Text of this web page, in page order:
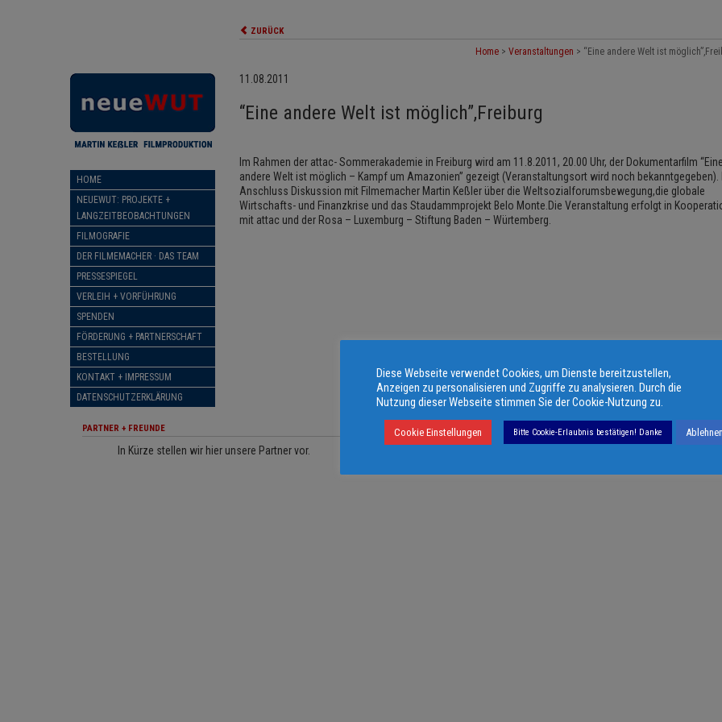
HOME
NEUEWUT: PROJEKTE +
LANGZEITBEOBACHTUNGEN
FILMOGRAFIE
DER FILMEMACHER · DAS TEAM
PRESSESPIEGEL
VERLEIH + VORFÜHRUNG
SPENDEN
FÖRDERUNG + PARTNERSCHAFT
BESTELLUNG
KONTAKT + IMPRESSUM
DATENSCHUTZERKLÄRUNG
ZURÜCK
Home> Veranstaltungen > “Eine andere Welt ist
11.08.2011
“Eine andere Welt ist möglich”,Freiburg
Im Rahmen der attac- Sommerakademie in Freiburg wird am 11.8.2011, 20.00 Uhr, der Dokumentarfilm
andere Welt ist möglich – Kampf um Amazonien” gezeigt (Veranstaltungsort wird noch bekanntgegeben).
Anschluss Diskussion mit Filmemacher Martin Keßler über die Weltsozialforumsbewegung,die globale
Wirtschafts- und Finanzkrise und das Staudammprojekt Belo Monte.Die Veranstaltung erfolgt in
mit attac und der Rosa – Luxemburg – Stiftung Baden – Würtemberg.
PARTNER + FREUNDE
In Kürze stellen wir hier unsere Partner vor.
Diese Webseite verwendet Cookies, um Dienste bereitzustellen,
Anzeigen zu personalisieren und Zugriffe zu analysieren. Durch die
Nutzung dieser Webseite stimmen Sie der Cookie-Nutzung zu.
Cookie Einstellungen Bitte Cookie-Erlaubnis bestätigen! Danke